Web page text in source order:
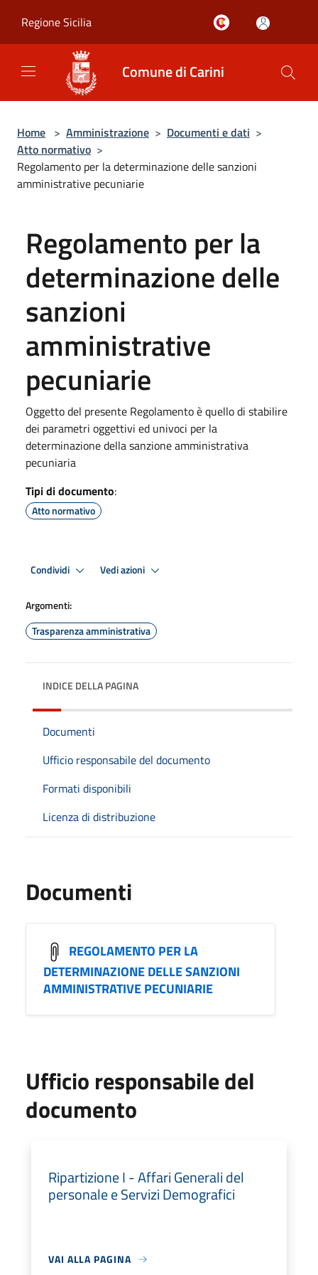
Regione Sicilia
Comune di Carini
Home > Amministrazione > Documenti e dati >
Atto normativo >
Regolamento per la determinazione delle sanzioni
amministrative pecuniarie
Regolamento per la
determinazione delle
sanzioni
amministrative
pecuniarie
Oggetto del presente Regolamento è quello di stabilire
dei parametri oggettivi ed univoci per la
determinazione della sanzione amministrativa
pecuniaria
Tipi di documento:
Atto normativo
Condividi Vedi azioni
Argomenti:
Trasparenza amministrativa
INDICE DELLA PAGINA
Documenti
Ufficio responsabile del documento
Formati disponibili
Licenza di distribuzione
Documenti
REGOLAMENTO PER LA
DETERMINAZIONE DELLE SANZIONI
AMMINISTRATIVE PECUNIARIE
Ufficio responsabile del
documento
Ripartizione I - Affari Generali del
personale e Servizi Demografici
VAI ALLA PAGINA